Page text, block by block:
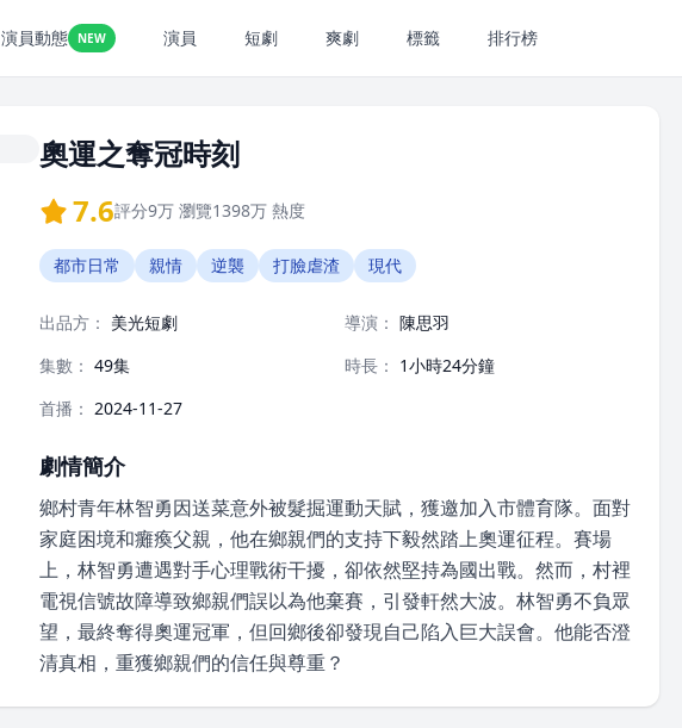
演員動態 NEW 演員 短劇 爽劇 標籤 排行榜
奧運之奪冠時刻
7.6評分9万 瀏覽1398万 熱度
都市日常 親情 逆襲 打臉虐渣 現代
出品方： 美光短劇 導演： 陳思羽
集數： 49集 時長： 1小時24分鐘
首播： 2024-11-27
劇情簡介
鄉村青年林智勇因送菜意外被髮掘運動天賦，獲邀加入市體育隊。面對
家庭困境和癱瘓父親，他在鄉親們的支持下毅然踏上奧運征程。賽場
上，林智勇遭遇對手心理戰術干擾，卻依然堅持為國出戰。然而，村裡
電視信號故障導致鄉親們誤以為他棄賽，引發軒然大波。林智勇不負眾
望，最終奪得奧運冠軍，但回鄉後卻發現自己陷入巨大誤會。他能否澄
清真相，重獲鄉親們的信任與尊重？